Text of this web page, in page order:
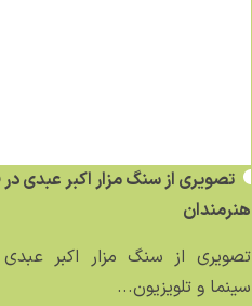
تصویری از سنگ مزار اکبر عبدی
هنرمندان
تصویری از سنگ مزار اکبر عبدی
سینما و تلویزیون...